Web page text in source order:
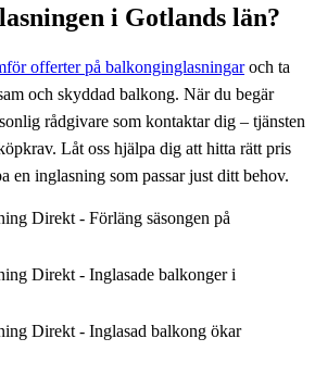
i Gotlands län?
offerter på balkonginglasningaroch ta
och skyddad balkong. När du begär
rådgivare som kontaktar dig – tjänsten
Låt oss hjälpa dig att hitta rätt pris
en inglasning som passar just ditt behov.